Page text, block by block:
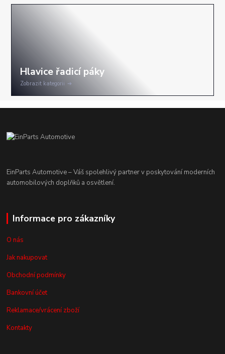
Zobrazit kategorii
EinParts Automotive – Váš spolehlivý partner v poskytování moderních
automobilových doplňků a osvětlení.
Informace pro zákazníky
O nás
Jak nakupovat
Obchodní podmínky
Bankovní účet
Reklamace/vrácení zboží
Kontakty